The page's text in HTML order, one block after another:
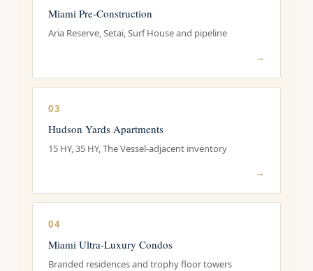
Miami Pre-Construction
Aria Reserve, Setai, Surf House and pipeline
→
03
Hudson Yards Apartments
15 HY, 35 HY, The Vessel-adjacent inventory
→
04
Miami Ultra-Luxury Condos
Branded residences and trophy floor towers